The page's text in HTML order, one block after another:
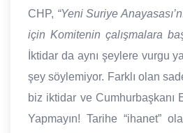
CHP, “Yeni Suriye
için Komitenin çalışmalara
İktidar da aynı şeylere vurgu
şey söylemiyor. Farklı olan
biz iktidar ve Cumhurbaşkanı
Yapmayın! Tarihe “ihanet”